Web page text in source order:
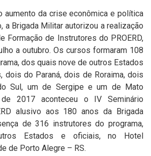
aumento da crise econômica e política
a Brigada Militar autorizou a realização
Formação de Instrutores do PROERD,
a outubro. Os cursos formaram 108
dos quais nove de outros Estados
dois do Paraná, dois de Roraima, dois
Sul, um de Sergipe e um de Mato
2017 aconteceu o IV Seminário
alusivo aos 180 anos da Brigada
de 316 instrutores do programa,
Estados e oficiais, no Hotel
de Porto Alegre – RS.